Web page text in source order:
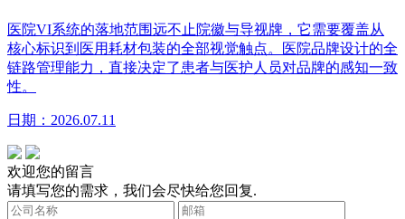
医院VI系统的落地范围远不止院徽与导视牌，它需要覆盖从
核心标识到医用耗材包装的全部视觉触点。医院品牌设计的全
链路管理能力，直接决定了患者与医护人员对品牌的感知一致
性。
日期：2026.07.11
欢迎您的留言
请填写您的需求，我们会尽快给您回复.